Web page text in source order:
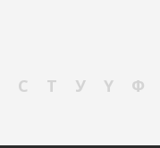
С Т У Ү Ф